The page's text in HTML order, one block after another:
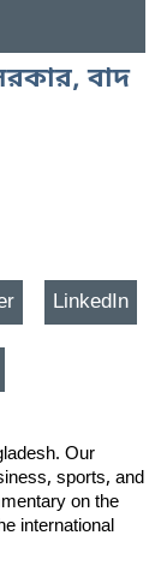
বাদ
LinkedIn
Our
sports, and
on the
international